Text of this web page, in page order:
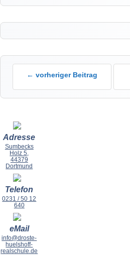
← vorheriger Beitrag
Adresse
Sumbecks
Holz 5,
44379
Dortmund
Telefon
0231 / 50 12
640
eMail
info@droste-
huelshoff-
realschule.de